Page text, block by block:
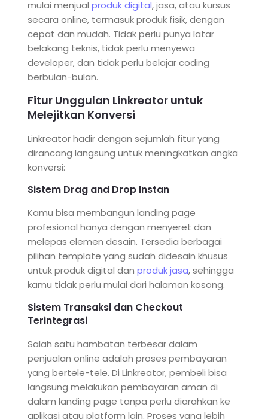
mulai menjual produk digital, jasa, atau kursus
secara online, termasuk produk fisik, dengan
cepat dan mudah. Tidak perlu punya latar
belakang teknis, tidak perlu menyewa
developer, dan tidak perlu belajar coding
berbulan-bulan.
Fitur Unggulan Linkreator untuk
Melejitkan Konversi
Linkreator hadir dengan sejumlah fitur yang
dirancang langsung untuk meningkatkan angka
konversi:
Sistem Drag and Drop Instan
Kamu bisa membangun landing page
profesional hanya dengan menyeret dan
melepas elemen desain. Tersedia berbagai
pilihan template yang sudah didesain khusus
untuk produk digital dan produk jasa, sehingga
kamu tidak perlu mulai dari halaman kosong.
Sistem Transaksi dan Checkout
Terintegrasi
Salah satu hambatan terbesar dalam
penjualan online adalah proses pembayaran
yang bertele-tele. Di Linkreator, pembeli bisa
langsung melakukan pembayaran aman di
dalam landing page tanpa perlu diarahkan ke
aplikasi atau platform lain. Proses yang lebih